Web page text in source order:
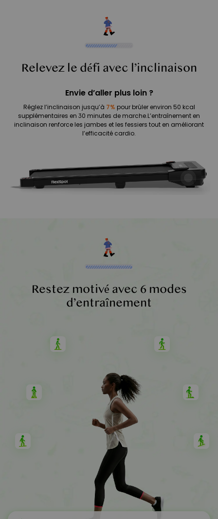
Relevez le défi avec l’inclinaison
Envie d’aller plus loin ?
Réglez l’inclinaison jusqu’à 7% pour brûler environ 50 kcal
supplémentaires en 30 minutes de marche.L’entraînement en
inclinaison renforce les jambes et les fessiers tout en améliorant
l’efficacité cardio.
Restez motivé avec 6 modes
d’entraînement